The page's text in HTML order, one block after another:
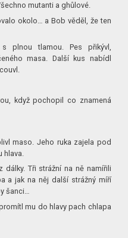
mutanti a ghůlové.
okolo… a Bob věděl, že ten
plnou tlamou. Pes přikývl,
masa. Další kus nabídl
když pochopil co znamená
maso. Jeho ruka zajela pod
dálky. Tři strážní na ně namířili
a jak na něj další strážný míří
šanci…
mu do hlavy pach chlapa